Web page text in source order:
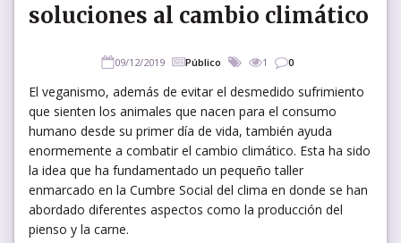
soluciones al cambio climático
09/12/2019 Público 1 0
El veganismo, además de evitar el desmedido sufrimiento
que sienten los animales que nacen para el consumo
humano desde su primer día de vida, también ayuda
enormemente a combatir el cambio climático. Esta ha sido
la idea que ha fundamentado un pequeño taller
enmarcado en la Cumbre Social del clima en donde se han
abordado diferentes aspectos como la producción del
pienso y la carne.